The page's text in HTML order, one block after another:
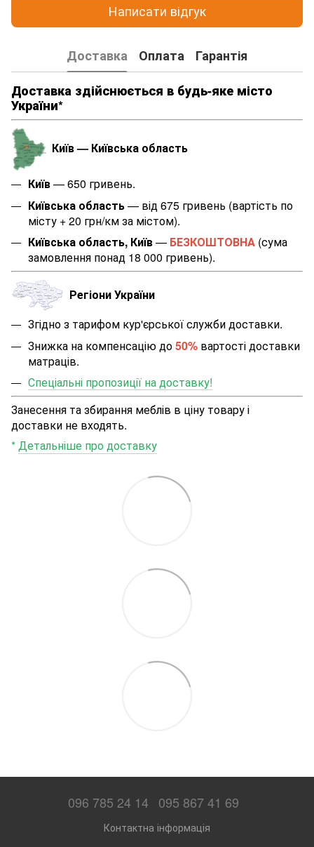
Написати відгук
Доставка Оплата
Гарантія
Доставка здійснюється в будь-яке місто
України*
Київ — Київська область
Київ— 650 гривень.
Київська область— від 675 гривень (вартість по
місту + 20 грн/км за містом).
Київська область, Київ— БЕЗКОШТОВНА (сума
замовлення понад 18 000 гривень).
Регіони України
Згідно з тарифом кур'єрської служби доставки.
Знижка на компенсацію до50% вартості доставки
матраців.
Спеціальні пропозиції на доставку!
Занесення та збирання меблів в ціну товару і
доставки не входять.
*Детальніше про доставку
096 785 24 14 095 867 41 69
Контактна інформація